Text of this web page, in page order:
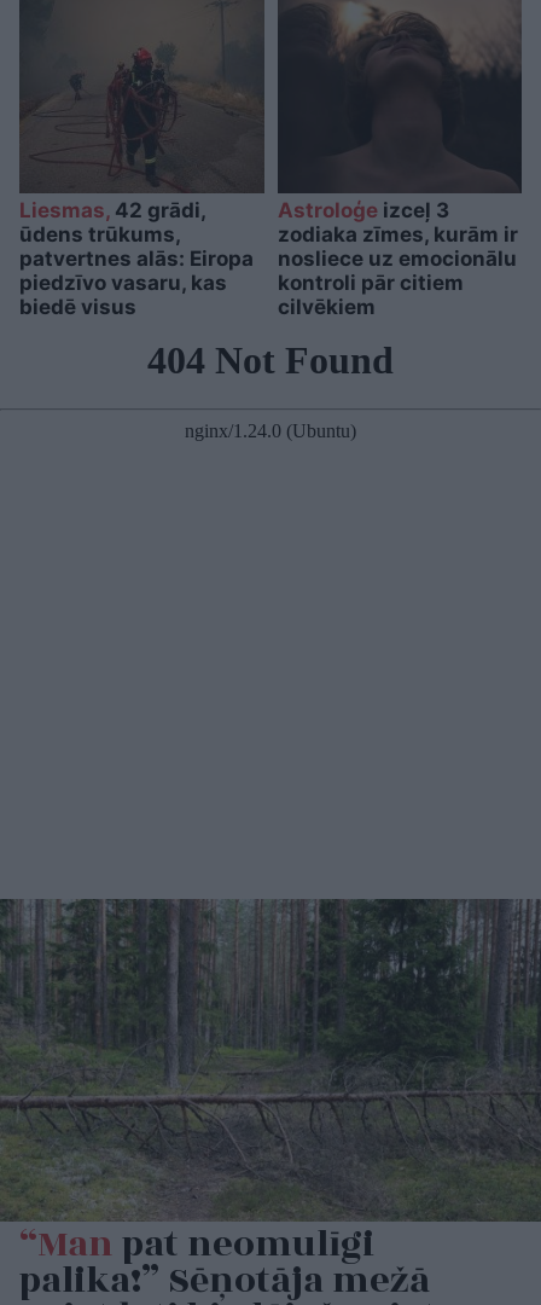
Liesmas, 42 grādi,
ūdens trūkums,
patvertnes alās: Eiropa
piedzīvo vasaru, kas
biedē visus
Astroloģeizceļ 3
zodiaka zīmes, kurām ir
nosliece uz emocionālu
kontroli pār citiem
cilvēkiem
“Manpat neomulīgi
palika!” Sēņotāja mežā